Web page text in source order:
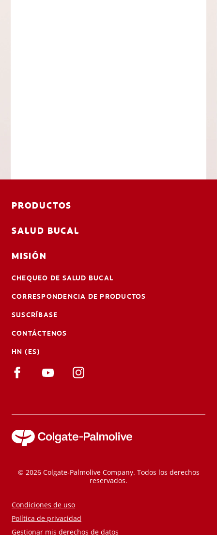
PRODUCTOS
SALUD BUCAL
MISIÓN
CHEQUEO DE SALUD BUCAL
CORRESPONDENCIA DE PRODUCTOS
SUSCRÍBASE
CONTÁCTENOS
HN (ES)
© 2026 Colgate-Palmolive Company. Todos los derechos
reservados.
Condiciones de uso
Política de privacidad
Gestionar mis derechos de datos